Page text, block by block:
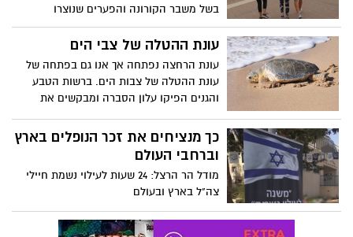
בשל משבר הקורונה והפערים שנוצרו
בלימודים כתוצאה מהלמידה מרחוק, משרד
החינוך ממליץ לבתי הספר לדחות את שיבוץ
תלמידי כיתות ט' העולים לתיכון לפי רמות
יחידות לימוד, כדי לתת להם הזדמנות לצמצם
פערים בתחילת שנת הלימודים הבאה
עונת ההטלה של צבי הים
עונת הרחצה נפתחה אך אנו גם בפתחה של
עונת ההטלה של צבות הים. ברשות הטבע
והגנים הפיקו עלון הסברה ומבקשים את
ראיתם צבים בחוף או זיהיתם עקבות אתם
מוזמנים לדווח למוקד רשות הטבע והגנים
בטלפון 3639*
כך מנציחים את זכר הנופלים בארץ
וברחבי העולם
מודל הר הרצל: 24 שעות לעילוי נשמת חיילי
צה"ל בארץ ובעולם